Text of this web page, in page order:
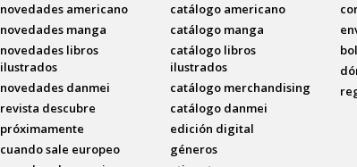
novedades americano
novedades manga
novedades libros
ilustrados
novedades danmei
revista descubre
próximamente
cuando sale europeo
catálogo americano
catálogo manga
catálogo libros
ilustrados
catálogo merchandising
catálogo danmei
edición digital
géneros